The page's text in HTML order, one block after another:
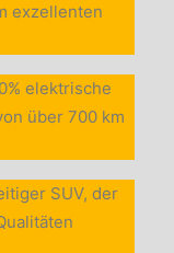
exzellenten
elektrische
über 700 km
SUV, der